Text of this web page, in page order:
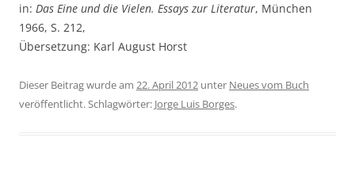
in: Das Eine und die Vielen. Essays zur Literatur, München
1966, S. 212,
Übersetzung: Karl August Horst
Dieser Beitrag wurde am 22. April 2012 unter Neues vom Buch
veröffentlicht. Schlagwörter: Jorge Luis Borges.